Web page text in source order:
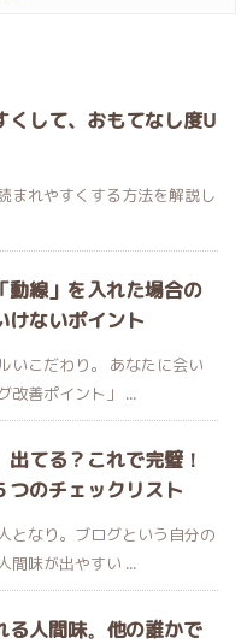
くして、おもてなし度U
まれやすくする方法を解説し
動線」を入れた場合の
けないポイント
いこだわり。 あなたに会い
改善ポイント」 ...
てる？これで完璧！
つのチェックリスト
となり。ブログという自分の
間味が出やすい ...
る人間味。他の誰かで